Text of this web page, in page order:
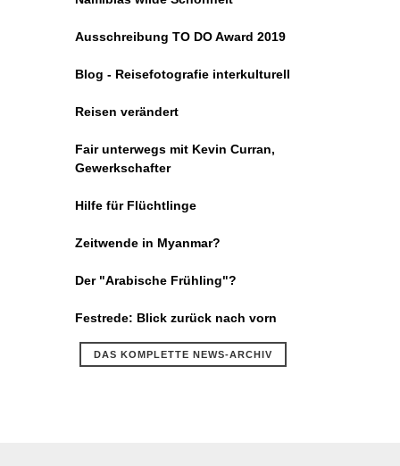
Ausschreibung TO DO Award 2019
Blog - Reisefotografie interkulturell
Reisen verändert
Fair unterwegs mit Kevin Curran,
Gewerkschafter
Hilfe für Flüchtlinge
Zeitwende in Myanmar?
Der "Arabische Frühling"?
Festrede: Blick zurück nach vorn
DAS KOMPLETTE NEWS-ARCHIV